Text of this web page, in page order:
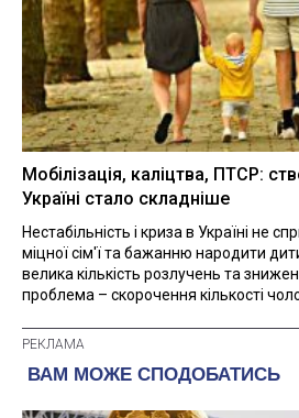
Мобілізація, каліцтва, ПТСР:
Україні стало складніше
Нестабільність і криза в Україні не
міцної сім'ї та бажанню народити
велика кількість розлучень та
проблема – скорочення кількості